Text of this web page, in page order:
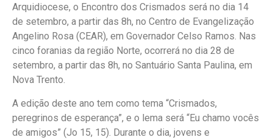
Arquidiocese, o Encontro dos Crismados será no dia 14
de setembro, a partir das 8h, no Centro de Evangelização
Angelino Rosa (CEAR), em Governador Celso Ramos. Nas
cinco foranias da região Norte, ocorrerá no dia 28 de
setembro, a partir das 8h, no Santuário Santa Paulina, em
Nova Trento.
A edição deste ano tem como tema “Crismados,
peregrinos de esperança”, e o lema será “Eu chamo vocês
de amigos” (Jo 15, 15). Durante o dia, jovens e